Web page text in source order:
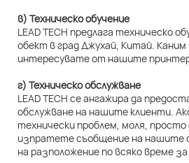
в) Техническо обучение
LEAD TECH предлага техническо
обект в град Джухай, Китай. Каним
интересувате от нашите
г) Техническо обслужване
LEAD TECH се ангажира да
обслужване на нашите клиенти.
технически проблем, моля,
изпратете съобщение на нашите
на разположение по всяко време